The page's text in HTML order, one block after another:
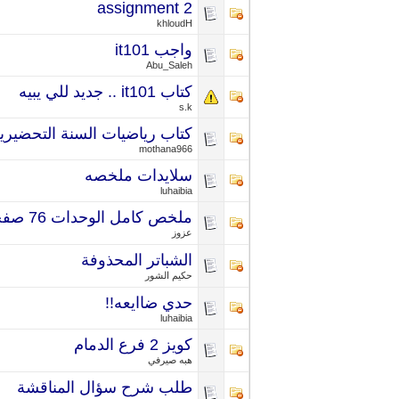
assignment 2
khloudH
واجب it101
Abu_Saleh
كتاب it101 .. جديد للي يبيه
s.k
كتاب رياضيات السنة
mothana966
سلايدات ملخصه
luhaibia
ملخص كامل الوحدات 76 صفحه
عزوز
الشباتر المحذوفة
حكيم الشور
حدي ضاايعه!!
luhaibia
كويز 2 فرع الدمام
هبه صيرفي
طلب شرح سؤال المناقشة